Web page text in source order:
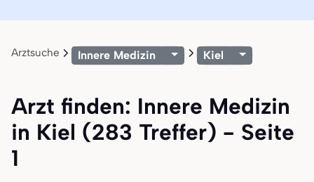
Arztsuche Innere Medizin Kiel
Arzt finden: Innere Medizin
in Kiel (283 Treffer) - Seite
1